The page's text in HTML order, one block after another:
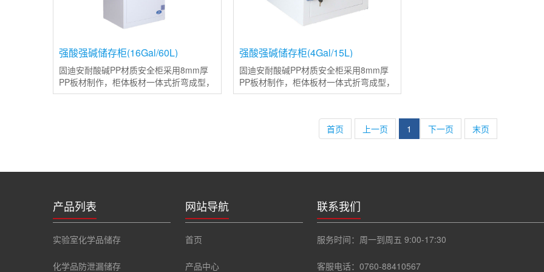
强酸强碱储存柜(16Gal/60L)
固迪安耐酸碱PP材质安全柜采用8mm厚
PP板材制作，柜体板材一体式折弯成型，
并使用同等色彩和质量的焊条焊接，使整
强酸强碱储存柜(4Gal/15L)
固迪安耐酸碱PP材质安全柜采用8mm厚
PP板材制作，柜体板材一体式折弯成型，
并使用同等色彩和质量的焊条焊接，使整
使用PP塑料材质制造，使其耐强
首页
上一页 1 下一页 末页
产品列表
实验室化学品储存
化学品防泄漏储存
网站导航
首页
产品中心
联系我们
服务时间：周一到周五 9:00-17:30
客服电话：0760-88410567